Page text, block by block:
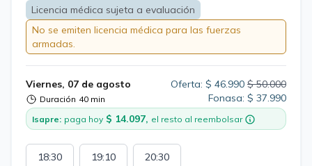
Licencia médica sujeta a evaluación
No se emiten licencia médica para las fuerzas
armadas.
Viernes, 07 de agosto
Duración 40 min
Oferta: $ 46.990 $ 50.000
Fonasa: $ 37.990
Isapre: paga hoy $ 14.097, el resto al reembolsar
18:30 19:10 20:30